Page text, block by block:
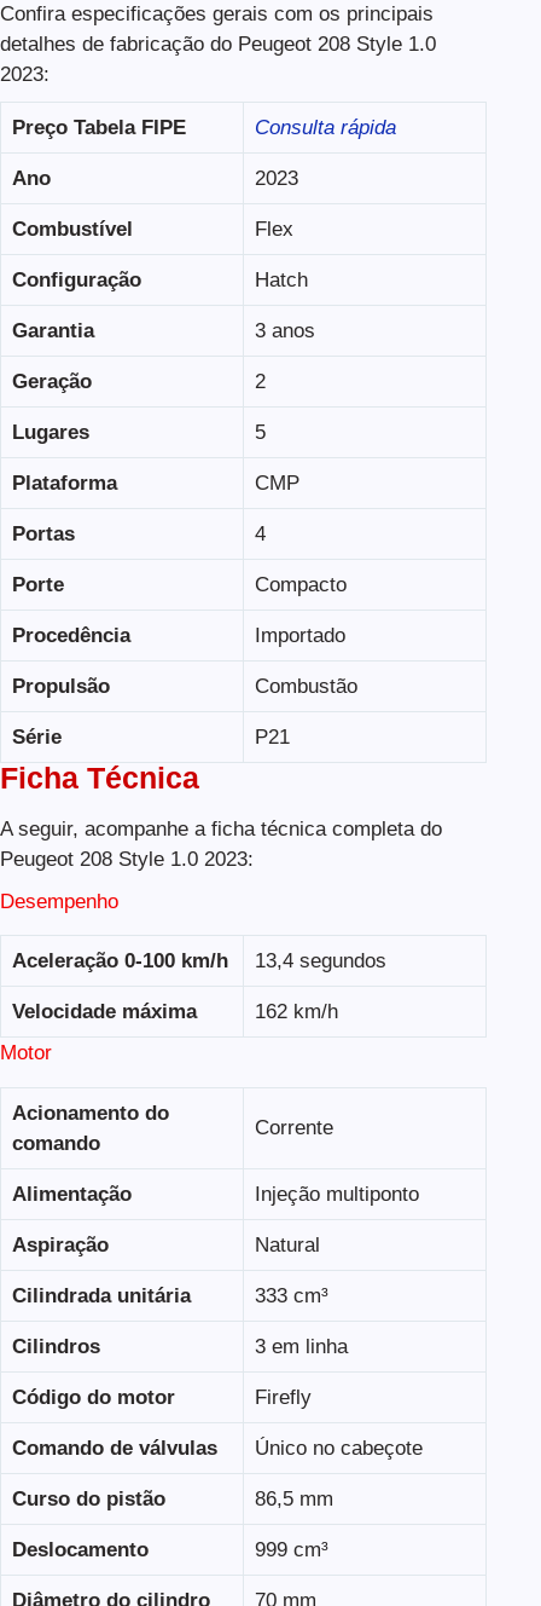
Confira especificações gerais com os principais
detalhes de fabricação do Peugeot 208 Style 1.0
2023:
Preço Tabela FIPE Consulta rápida
Ano 2023
Combustível Flex
Configuração Hatch
Garantia 3 anos
Geração 2
Lugares 5
Plataforma CMP
Portas 4
Porte Compacto
Procedência Importado
Propulsão Combustão
Série P21
Ficha Técnica
A seguir, acompanhe a ficha técnica completa do
Peugeot 208 Style 1.0 2023:
Desempenho
Aceleração 0-100 km/h 13,4 segundos
Velocidade máxima
162 km/h
Motor
Acionamento do
comando
Corrente
Alimentação Injeção multiponto
Aspiração Natural
Cilindrada unitária 333 cm³
Cilindros 3 em linha
Código do motor Firefly
Comando de válvulas Único no cabeçote
Curso do pistão 86,5 mm
Deslocamento 999 cm³
Diâmetro do cilindro 70 mm